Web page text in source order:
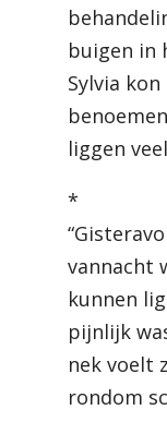
buigen in
Sylvia
liggen
*
vannacht
kunnen
pijnlijk
nek voelt
rondom